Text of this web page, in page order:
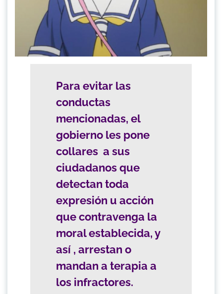
Para evitar las
conductas
mencionadas, el
gobierno les pone
collares a sus
ciudadanos que
detectan toda
expresión u acción
que contravenga la
moral establecida, y
así , arrestan o
mandan a terapia a
los infractores.